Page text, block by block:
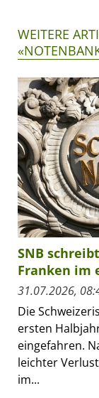
WEITERE
SNB
Franken im
31.07.2026,
Die
ersten
eingefahren.
leichter
im...